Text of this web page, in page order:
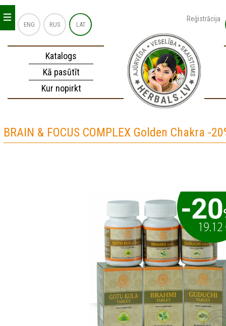
ENG RUS LAT
Reģistrācija
Katalogs
Kā pasūtīt
Kur nopirkt
_
_
_
BRAIN & FOCUS COMPLEX Golden Chakra -